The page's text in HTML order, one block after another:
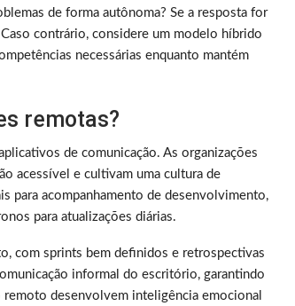
de forma autônoma? Se a resposta for
contrário, considere um modelo híbrido
necessárias enquanto mantém
remotas?
de comunicação. As organizações
acessível e cultivam uma cultura de
para acompanhamento de desenvolvimento,
para atualizações diárias.
com sprints bem definidos e retrospectivas
informal do escritório, garantindo
desenvolvem inteligência emocional